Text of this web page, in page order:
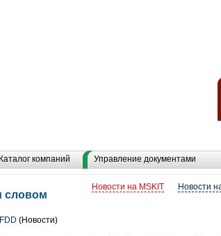
Каталог компаний Управление документами
Новости
Новости на MSKIT
словом
(Новости)